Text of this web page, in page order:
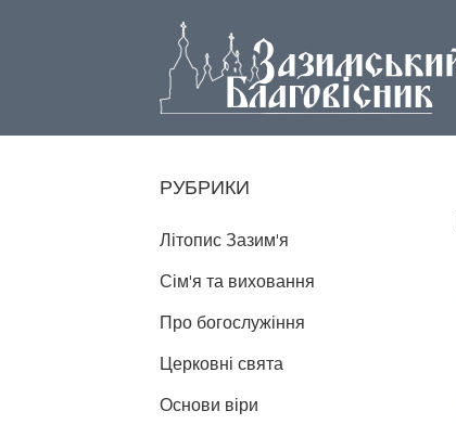
РУБРИКИ
Літопис Зазим'я
Сім'я та виховання
Про богослужіння
Церковні свята
Основи віри